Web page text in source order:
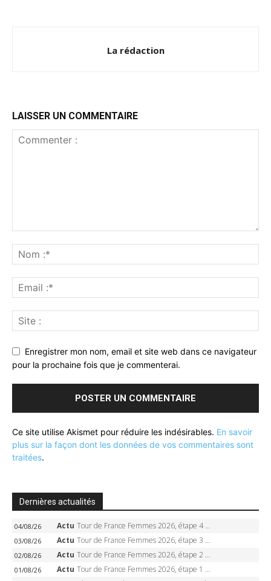
La rédaction
LAISSER UN COMMENTAIRE
Enregistrer mon nom, email et site web dans ce navigateur
pour la prochaine fois que je commenterai.
Ce site utilise Akismet pour réduire les indésirables. En savoir
plus sur la façon dont les données de vos commentaires sont
traitées.
Dernières actualités
04/08/26 Actu Tour de France Femmes 2026, étape 4 – Marlen Reusser écrase le chrono, Ferrand-Prévot en crise
03/08/26 Actu Tour de France Femmes 2026, étape 3 – Sigrid Haugset en solitaire, 88 km d’échappée, maillot jaune
02/08/26 Actu Tour de France Femmes 2026, étape 2 – Lorena Wiebes doublé à Genève, Markus héroïque, 7e record
01/08/26 Actu Tour de France Femmes 2026, étape 1 – Lorena Wiebes intouchable à Lausanne, premier maillot jaune